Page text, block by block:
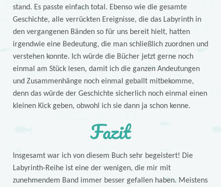
stand. Es passte einfach total. Ebenso wie die gesamte
Geschichte, alle verrückten Ereignisse, die das Labyrinth in
den vergangenen Bänden so für uns bereit hielt, hatten
irgendwie eine Bedeutung, die man schließlich zuordnen und
verstehen konnte. Ich würde die Bücher jetzt gerne noch
einmal am Stück lesen, damit ich die ganzen Andeutungen
und Zusammenhänge noch einmal geballt mitbekomme,
denn das würde der Geschichte sicherlich noch einmal einen
kleinen Kick geben, obwohl ich sie dann ja schon kenne.
Fazit
Insgesamt war ich von diesem Buch sehr begeistert! Die
Labyrinth-Reihe ist eine der wenigen, die mir mit
zunehmendem Band immer besser gefallen haben. Meistens